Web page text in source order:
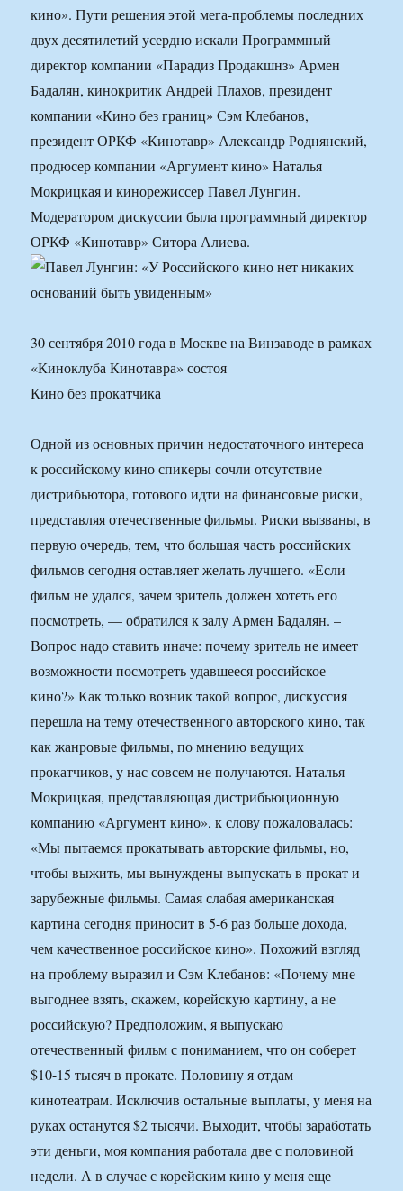
кино». Пути решения этой мега-проблемы последних
двух десятилетий усердно искали Программный
директор компании «Парадиз Продакшнз» Армен
Бадалян, кинокритик Андрей Плахов, президент
компании «Кино без границ» Сэм Клебанов,
президент ОРКФ «Кинотавр» Александр Роднянский,
продюсер компании «Аргумент кино» Наталья
Мокрицкая и кинорежиссер Павел Лунгин.
Модератором дискуссии была программный директор
ОРКФ «Кинотавр» Ситора Алиева.
30 сентября 2010 года в Москве на Винзаводе в рамках
«Киноклуба Кинотавра» состоя
Кино без прокатчика
Одной из основных причин недостаточного интереса
к российскому кино спикеры сочли отсутствие
дистрибьютора, готового идти на финансовые риски,
представляя отечественные фильмы. Риски вызваны, в
первую очередь, тем, что большая часть российских
фильмов сегодня оставляет желать лучшего. «Если
фильм не удался, зачем зритель должен хотеть его
посмотреть, — обратился к залу Армен Бадалян. –
Вопрос надо ставить иначе: почему зритель не имеет
возможности посмотреть удавшееся российское
кино?» Как только возник такой вопрос, дискуссия
перешла на тему отечественного авторского кино, так
как жанровые фильмы, по мнению ведущих
прокатчиков, у нас совсем не получаются. Наталья
Мокрицкая, представляющая дистрибьюционную
компанию «Аргумент кино», к слову пожаловалась:
«Мы пытаемся прокатывать авторские фильмы, но,
чтобы выжить, мы вынуждены выпускать в прокат и
зарубежные фильмы. Самая слабая американская
картина сегодня приносит в 5-6 раз больше дохода,
чем качественное российское кино». Похожий взгляд
на проблему выразил и Сэм Клебанов: «Почему мне
выгоднее взять, скажем, корейскую картину, а не
российскую? Предположим, я выпускаю
отечественный фильм с пониманием, что он соберет
$10-15 тысяч в прокате. Половину я отдам
кинотеатрам. Исключив остальные выплаты, у меня на
руках останутся $2 тысячи. Выходит, чтобы заработать
эти деньги, моя компания работала две с половиной
недели. А в случае с корейским кино у меня еще